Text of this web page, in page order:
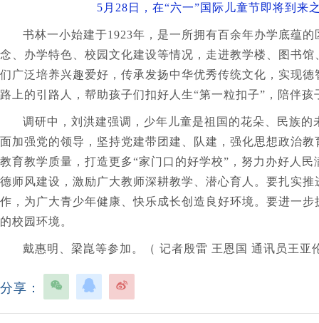
5月28日，在“六一”国际儿童节即将到来
书林一小始建于1923年，是一所拥有百余年办学底蕴
念、办学特色、校园文化建设等情况，走进教学楼、图书
们广泛培养兴趣爱好，传承发扬中华优秀传统文化，实现
路上的引路人，帮助孩子们扣好人生“第一粒扣子”，陪伴
调研中，刘洪建强调，少年儿童是祖国的花朵、民族
面加强党的领导，坚持党建带团建、队建，强化思想政治
教育教学质量，打造更多“家门口的好学校”，努力办好人
德师风建设，激励广大教师深耕教学、潜心育人。要扎实
作，为广大青少年健康、快乐成长创造良好环境。要进一
的校园环境。
戴惠明、梁崑等参加。（ 记者殷雷 王恩国 通讯员王亚
分享：